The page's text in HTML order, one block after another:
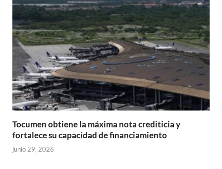
Tocumen obtiene la máxima nota crediticia y
fortalece su capacidad de financiamiento
junio 29, 2026